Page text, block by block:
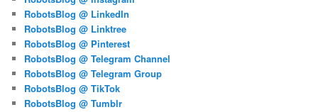
RobotsBlog @ LinkedIn
RobotsBlog @ Linktree
RobotsBlog @ Pinterest
RobotsBlog @ Telegram Channel
RobotsBlog @ Telegram Group
RobotsBlog @ TikTok
RobotsBlog @ Tumblr